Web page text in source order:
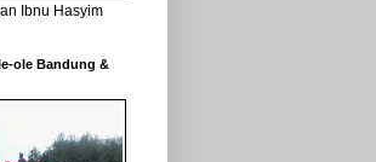
Ibnu Hasyim
ole Bandung &